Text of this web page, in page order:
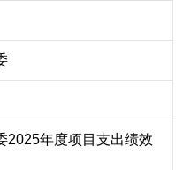
2025年度项目支出绩效